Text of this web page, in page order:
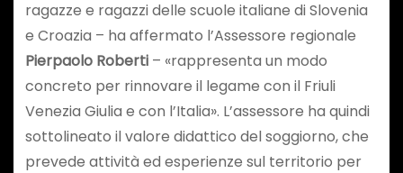
ragazze e ragazzi delle scuole italiane di Slovenia
e Croazia – ha affermato l’Assessore regionale
Pierpaolo Roberti– «rappresenta un modo
concreto per rinnovare il legame con il Friuli
Venezia Giulia e con l’Italia». L’assessore ha quindi
sottolineato il valore didattico del soggiorno, che
prevede attività ed esperienze sul territorio per